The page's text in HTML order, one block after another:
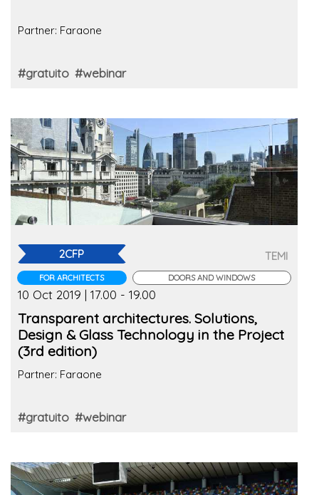
Partner: Faraone
#gratuito #webinar
2CFP
FOR ARCHITECTS
TEMI
DOORS AND WINDOWS
10 Oct 2019 | 17.00 - 19.00
Transparent architectures. Solutions,
Design & Glass Technology in the Project
(3rd edition)
Partner: Faraone
#gratuito #webinar